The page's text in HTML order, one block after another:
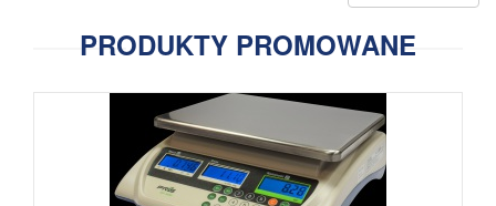
PRODUKTY PROMOWANE